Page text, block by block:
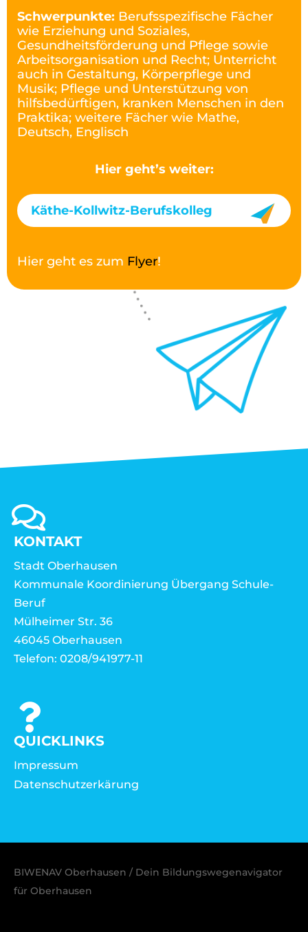
Schwerpunkte: Berufsspezifische Fächer
wie Erziehung und Soziales,
Gesundheitsförderung und Pflege sowie
Arbeitsorganisation und Recht; Unterricht
auch in Gestaltung, Körperpflege und
Musik; Pflege und Unterstützung von
hilfsbedürftigen, kranken Menschen in den
Praktika; weitere Fächer wie Mathe,
Deutsch, Englisch
Hier geht’s weiter:
Käthe-Kollwitz-Berufskolleg
Hier geht es zum Flyer!
KONTAKT
Stadt Oberhausen
Kommunale Koordinierung Übergang Schule-
Beruf
Mülheimer Str. 36
46045 Oberhausen
Telefon: 0208/941977-11
QUICKLINKS
Impressum
Datenschutzerkärung
BIWENAV Oberhausen / Dein Bildungswegenavigator
für Oberhausen